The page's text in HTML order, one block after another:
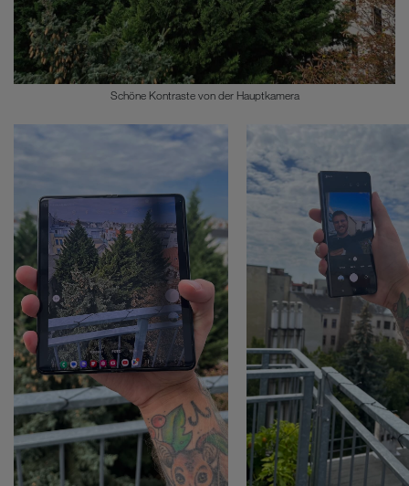
Schöne Kontraste von der Hauptkamera